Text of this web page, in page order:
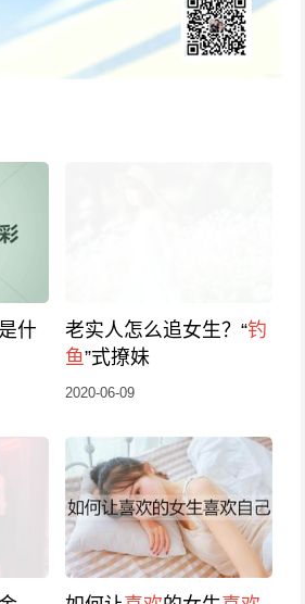
什
老实人怎么追女生？“钓
鱼”式撩妹
2020-06-09